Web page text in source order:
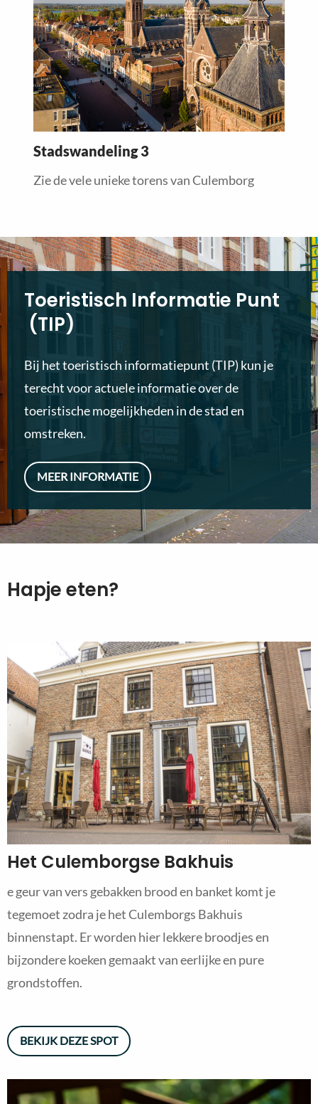
Stadswandeling 3
Zie de vele unieke torens van Culemborg
Toeristisch Informatie Punt
(TIP)
Bij het toeristisch informatiepunt (TIP) kun je
terecht voor actuele informatie over de
toeristische mogelijkheden in de stad en
omstreken.
MEER INFORMATIE
Hapje eten?
Het Culemborgse Bakhuis
e geur van vers gebakken brood en banket komt je
tegemoet zodra je het Culemborgs Bakhuis
binnenstapt. Er worden hier lekkere broodjes en
bijzondere koeken gemaakt van eerlijke en pure
grondstoffen.
BEKIJK DEZE SPOT